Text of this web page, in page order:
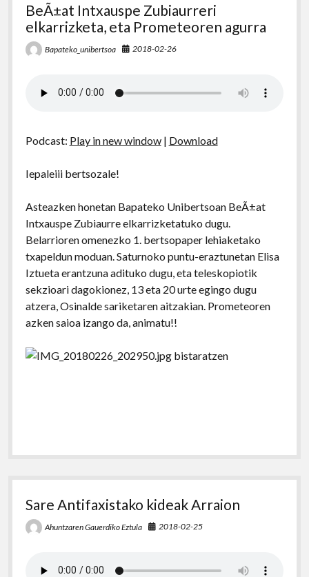
BeÃ±at Intxauspe Zubiaurreri
elkarrizketa, eta Prometeoren agurra
Bapateko_unibertsoa 2018-02-26
Podcast: Play in new window| Download
Iepaleiii bertsozale!
Asteazken honetan Bapateko Unibertsoan BeÃ±at
Intxauspe Zubiaurre elkarrizketatuko dugu.
Belarrioren omenezko 1. bertsopaper lehiaketako
txapeldun moduan. Saturnoko puntu-eraztunetan Elisa
Iztueta erantzuna adituko dugu, eta teleskopiotik
sekzioari dagokionez, 13 eta 20 urte egingo dugu
atzera, Osinalde sariketaren aitzakian. Prometeoren
azken saioa izango da, animatu!!
Sare Antifaxistako kideak Arraion
Ahuntzaren Gauerdiko Eztula 2018-02-25